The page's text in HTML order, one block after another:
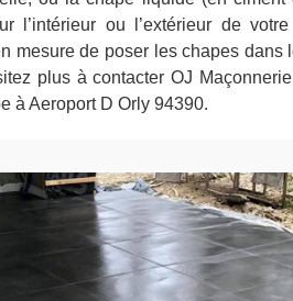
l’intérieur ou l’extérieur de
mesure de poser les chapes dans
plus à contacter OJ
à Aeroport D Orly 94390.